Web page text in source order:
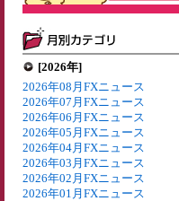
[2026年]
2026年08月FXニュース
2026年07月FXニュース
2026年06月FXニュース
2026年05月FXニュース
2026年04月FXニュース
2026年03月FXニュース
2026年02月FXニュース
2026年01月FXニュース